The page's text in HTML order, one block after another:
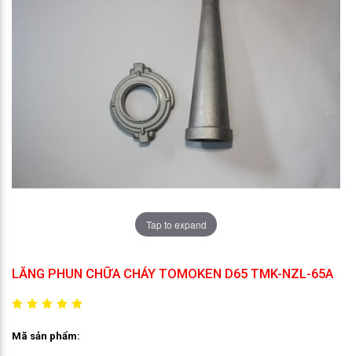
Tap to expand
LĂNG PHUN CHỮA CHÁY TOMOKEN D65 TMK-NZL-65A
Mã sản phẩm: